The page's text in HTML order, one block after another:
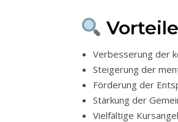
Verbesserung der
Steigerung der
Förderung der
Stärkung der
Vielfältige